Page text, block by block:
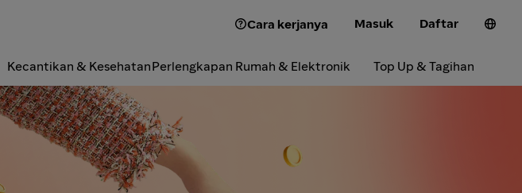
Cara kerjanya Masuk Daftar
Kecantikan & KesehatanPerlengkapan Rumah & Elektronik Top Up & Tagihan